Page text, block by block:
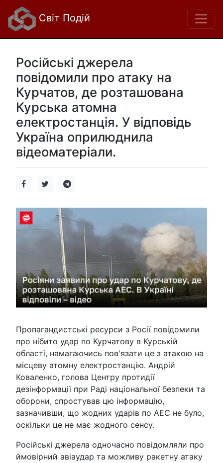
Світ Подій
Російські джерела
повідомили про атаку на
Курчатов, де розташована
Курська атомна
електростанція. У відповідь
Україна оприлюднила
відеоматеріали.
Пропагандистські ресурси з Росії повідомили
про нібито удар по Курчатову в Курській
області, намагаючись пов'язати це з атакою на
місцеву атомну електростанцію. Андрій
Коваленко, голова Центру протидії
дезінформації при Раді національної безпеки та
оборони, спростував цю інформацію,
зазначивши, що жодних ударів по АЕС не було,
оскільки це не має жодного сенсу.
Російські джерела одночасно повідомляли про
ймовірний авіаудар та можливу ракетну атаку